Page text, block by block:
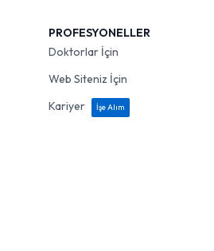
PROFESYONELLER
Doktorlar İçin
Web Siteniz İçin
Kariyer
İşe Alım